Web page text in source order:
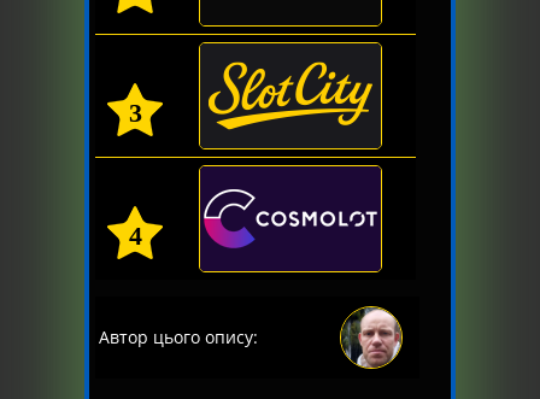
3
4
Автор цього опису: